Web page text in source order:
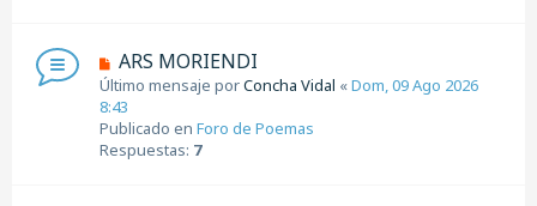
s
a
j
e
N
u
e
v
o
ARS MORIENDI
Último mensaje porConcha Vidal «Dom, 09 Ago 2026
8:43
Publicado en Foro de Poemas
Respuestas: 7